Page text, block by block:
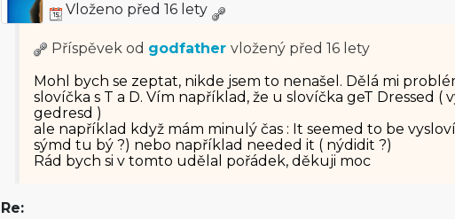
Vloženo před 16 lety
Příspěvek od godfather vložený před 16 lety
Mohl bych se zeptat, nikde jsem to nenašel. Dělá mi
slovíčka s T a D. Vím například, že u slovíčka geT Dressed (
gedresd )
ale například když mám minulý čas : It seemed to be
sýmd tu bý ?) nebo například needed it ( nýdidit ?)
Rád bych si v tomto udělal pořádek, děkuji moc
Re: